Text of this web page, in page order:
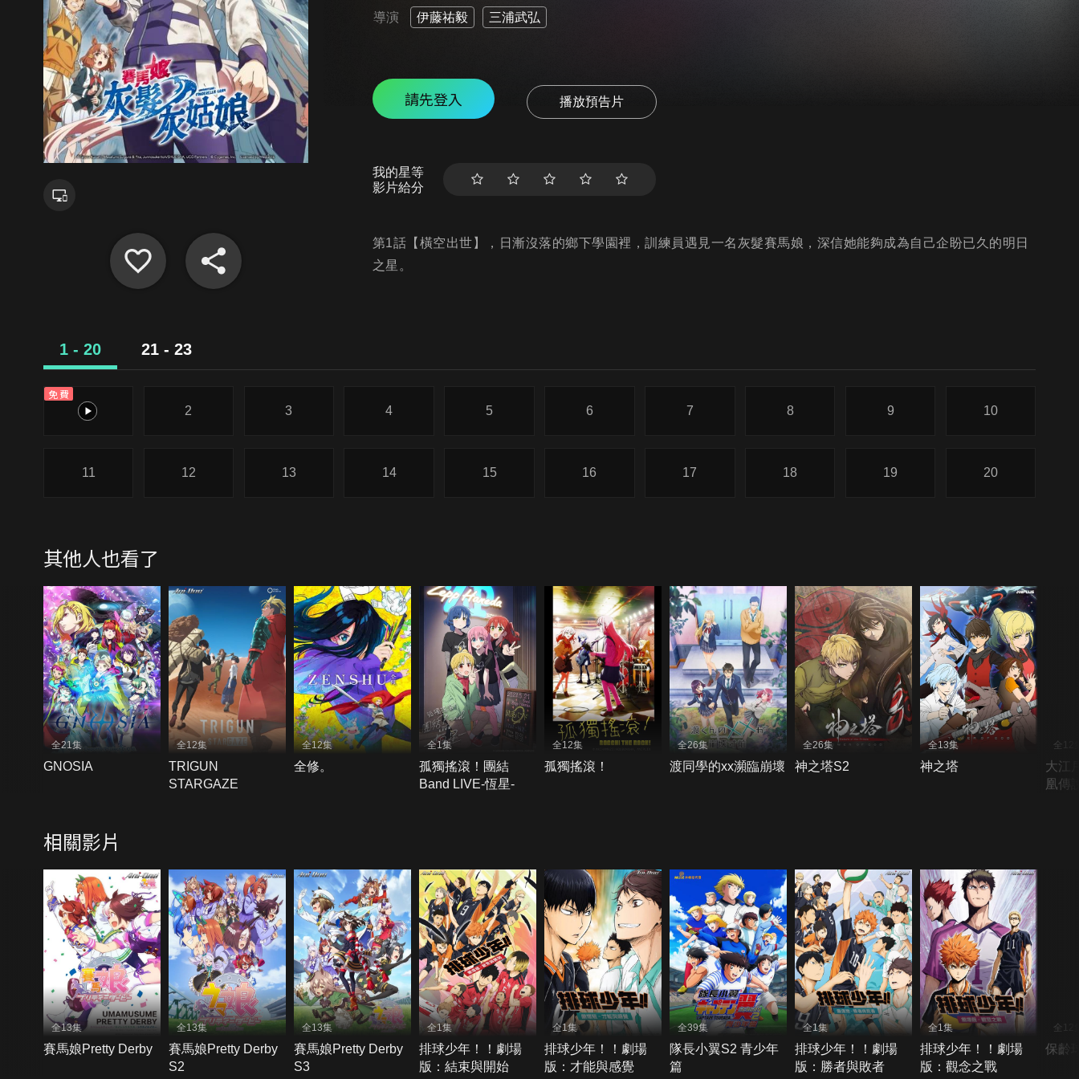
導演 伊藤祐毅 三浦武弘
請先登入 播放預告片
我的星等
影片給分
第1話【橫空出世】，日漸沒落的鄉下學園裡，訓練員遇見一名灰髮賽馬娘，深信她能夠成為自己企盼已久的明日
之星。
1 - 20 21 - 23
免費
1
2 3 4 5 6 7 8 9 10
11 12 13 14 15 16 17 18 19 20
其他人也看了
全21集
GNOSIA
全12集
TRIGUN
STARGAZE
全12集
全修。
全1集
孤獨搖滾！團結
Band LIVE-恆星-
全12集
孤獨搖滾！
全26集
渡同學的xx瀕臨崩壞
全26集
神之塔S2
全13集
神之塔
全12
大江
凰傳
相關影片
全13集
賽馬娘Pretty Derby
全13集
賽馬娘Pretty Derby
S2
全13集
賽馬娘Pretty Derby
S3
全1集
排球少年！！劇場
版：結束與開始
全1集
排球少年！！劇場
版：才能與感覺
全39集
隊長小翼S2 青少年
篇
全1集
排球少年！！劇場
版：勝者與敗者
全1集
排球少年！！劇場
版：觀念之戰
全12
保齡